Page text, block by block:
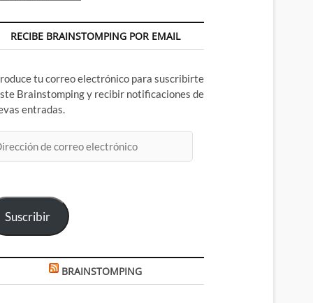
RECIBE BRAINSTOMPING POR EMAIL
tu correo electrónico para suscribirte
Brainstomping y recibir notificaciones de
entradas.
Suscribir
BRAINSTOMPING